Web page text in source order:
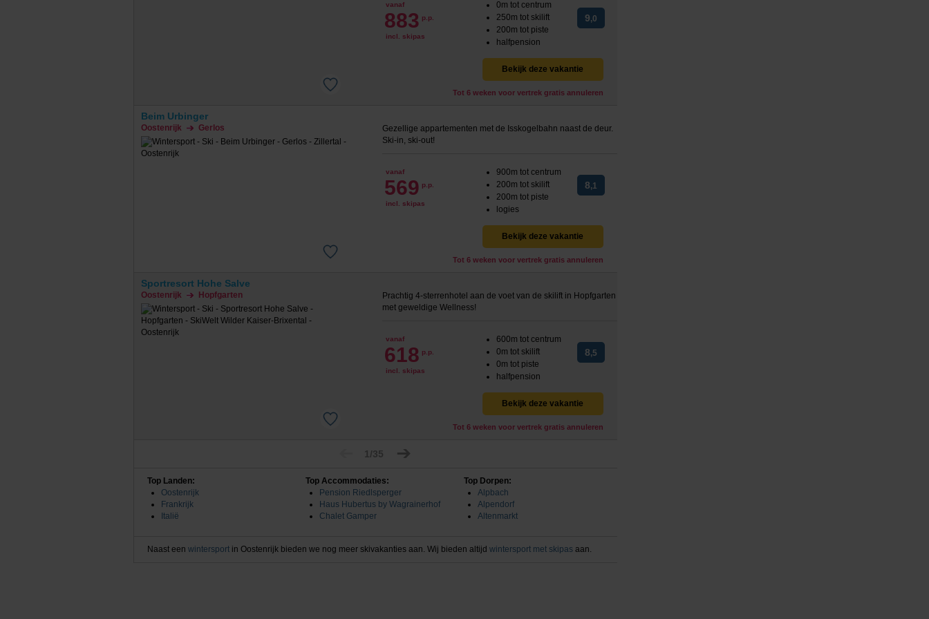
vanaf
883 p.p.
incl. skipas
0m tot centrum
250m tot skilift
200m tot piste
halfpension
9,0
Bekijk deze vakantie
Tot 6 weken voor vertrek gratis annuleren
Beim Urbinger
Oostenrijk Gerlos
Gezellige appartementen met de Isskogelbahn naast de deur.
Ski-in, ski-out!
vanaf
569 p.p.
incl. skipas
900m tot centrum
200m tot skilift
200m tot piste
logies
8,1
Bekijk deze vakantie
Tot 6 weken voor vertrek gratis annuleren
Sportresort Hohe Salve
Oostenrijk Hopfgarten
Prachtig 4-sterrenhotel aan de voet van de skilift in Hopfgarten
met geweldige Wellness!
vanaf
618 p.p.
incl. skipas
600m tot centrum
0m tot skilift
0m tot piste
halfpension
8,5
Bekijk deze vakantie
Tot 6 weken voor vertrek gratis annuleren
1/35
Top Landen:
Oostenrijk
Frankrijk
Italië
Top Accommodaties:
Pension Riedlsperger
Haus Hubertus by Wagrainerhof
Chalet Gamper
Top Dorpen:
Alpbach
Alpendorf
Altenmarkt
Naast een wintersportin Oostenrijk bieden we nog meer skivakanties aan. Wij bieden altijd wintersport met skipasaan.